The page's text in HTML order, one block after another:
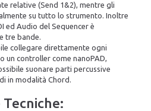
relative (Send 1&2), mentre gli
su tutto lo strumento. Inoltre
ed Audio del Sequencer è
tre bande.
collegare direttamente ogni
un controller come nanoPAD,
suonare parti percussive
in modalità Chord.